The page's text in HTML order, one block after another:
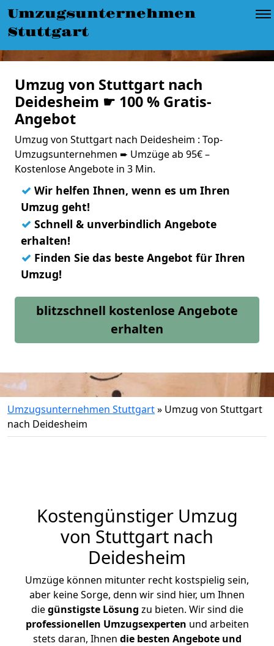
Umzugsunternehmen
Stuttgart
Umzug von Stuttgart nach
Deidesheim ☛ 100 % Gratis-
Angebot
Umzug von Stuttgart nach Deidesheim : Top-
Umzugsunternehmen ➨ Umzüge ab 95€ –
Kostenlose Angebote in 3 Min.
✓ Wir helfen Ihnen, wenn es um Ihren
Umzug geht!
✓ Schnell & unverbindlich Angebote
erhalten!
✓ Finden Sie das beste Angebot für Ihren
Umzug!
blitzschnell kostenlose Angebote
erhalten
Umzugsunternehmen Stuttgart» Umzug von Stuttgart
nach Deidesheim
Kostengünstiger Umzug
von Stuttgart nach
Deidesheim
Umzüge können mitunter recht kostspielig sein,
aber keine Sorge, denn wir sind hier, um Ihnen
diegünstigste Lösung zu bieten. Wir sind die
professionellen Umzugsexperten und arbeiten
stets daran, Ihnen die besten Angebote und